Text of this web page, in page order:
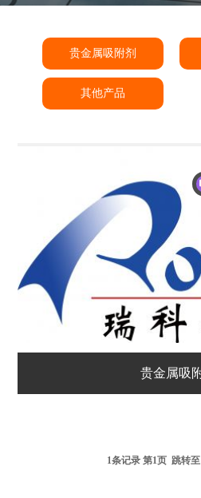
贵金属吸附剂
其他产品
贵金属吸
1条记录 第1页 跳转至